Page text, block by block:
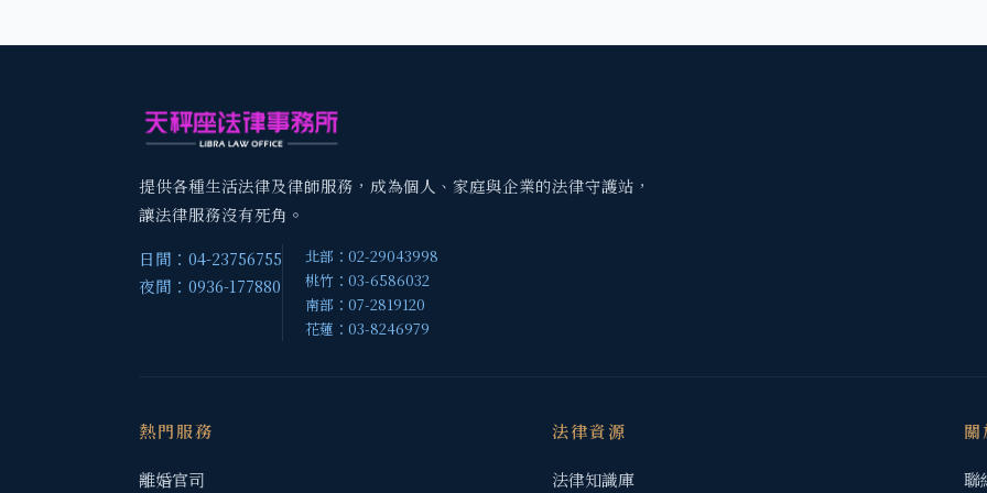
提供各種生活法律及律師服務，成為個人、家庭與企業的法律守護站，
讓法律服務沒有死角。
日間：04-23756755
夜間：0936-177880
北部：02-29043998
桃竹：03-6586032
南部：07-2819120
花蓮：03-8246979
熱門服務
離婚官司
法律資源
法律知識庫
關
聯